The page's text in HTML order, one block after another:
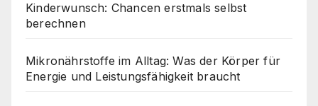
Kinderwunsch: Chancen erstmals selbst
berechnen
Mikronährstoffe im Alltag: Was der Körper für
Energie und Leistungsfähigkeit braucht